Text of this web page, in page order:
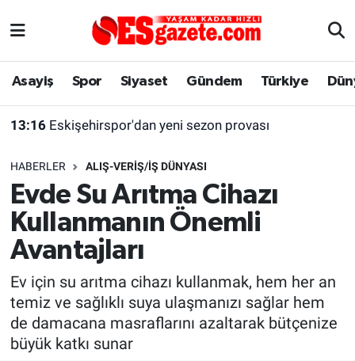
Asayiş Spor Siyaset Gündem Türkiye
13:16 Eskişehirspor'dan yeni sezon provası
HABERLER ALIŞ-VERIŞ/İŞ DÜNYASI
Evde Su Arıtma Cihazı
Kullanmanın Önemli
Avantajları
Ev için su arıtma cihazı kullanmak, hem her an
temiz ve sağlıklı suya ulaşmanızı sağlar hem
de damacana masraflarını azaltarak bütçenize
büyük katkı sunar
Asayiş
Gündem
Türkiye
Dünya
Sağlık
Alış-Veriş/İş dünyası
Yaşam
Eskişehirspor Arşivi
Eskişehir Arşivi
Röportaj
Ekonomi
Kültür Sanat
Eskişehir Nöbetçi Eczaneler
Süper Lig Puan Durumu ve Fikstür
Tüm Manşetler
Son Dakika Haberleri
Haber Arşivi